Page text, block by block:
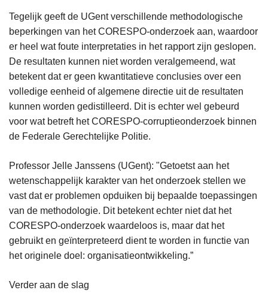
Tegelijk geeft de UGent verschillende methodologische
beperkingen van het CORESPO-onderzoek aan, waardoor
er heel wat foute interpretaties in het rapport zijn geslopen.
De resultaten kunnen niet worden veralgemeend, wat
betekent dat er geen kwantitatieve conclusies over een
volledige eenheid of algemene directie uit de resultaten
kunnen worden gedistilleerd. Dit is echter wel gebeurd
voor wat betreft het CORESPO-corruptieonderzoek binnen
de Federale Gerechtelijke Politie.
Professor Jelle Janssens (UGent): "Getoetst aan het
wetenschappelijk karakter van het onderzoek stellen we
vast dat er problemen opduiken bij bepaalde toepassingen
van de methodologie. Dit betekent echter niet dat het
CORESPO-onderzoek waardeloos is, maar dat het
gebruikt en geïnterpreteerd dient te worden in functie van
het originele doel: organisatieontwikkeling.”
Verder aan de slag